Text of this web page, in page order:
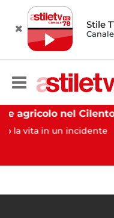
Stile
Incidente agricolo nel Cilento: trattore si ribalta, muore 71enne
un incidente